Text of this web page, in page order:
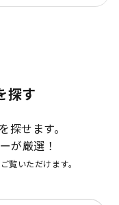
探す
探せます。
が厳選！
覧いただけます。